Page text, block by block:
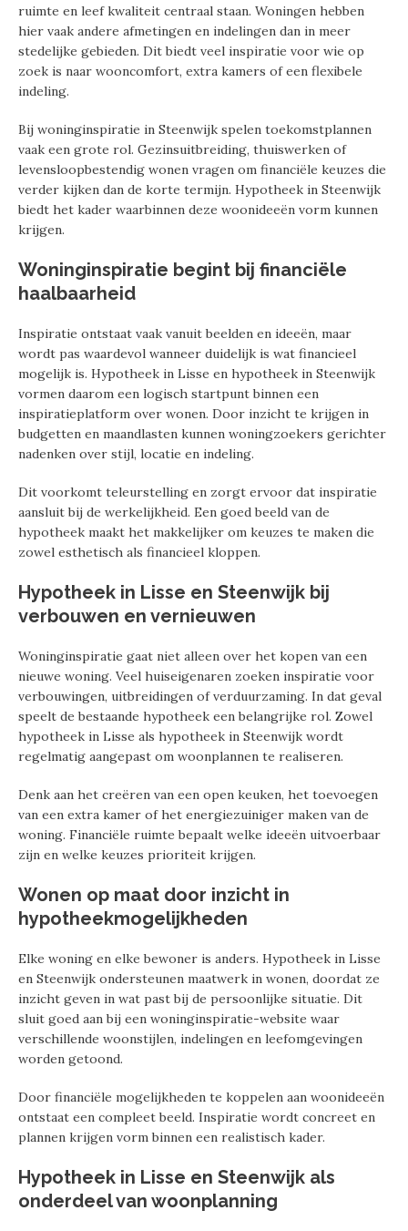
ruimte en leef kwaliteit centraal staan. Woningen hebben
hier vaak andere afmetingen en indelingen dan in meer
stedelijke gebieden. Dit biedt veel inspiratie voor wie op
zoek is naar wooncomfort, extra kamers of een flexibele
indeling.
Bij woninginspiratie in Steenwijk spelen toekomstplannen
vaak een grote rol. Gezinsuitbreiding, thuiswerken of
levensloopbestendig wonen vragen om financiële keuzes die
verder kijken dan de korte termijn. Hypotheek in Steenwijk
biedt het kader waarbinnen deze woonideeën vorm kunnen
krijgen.
Woninginspiratie begint bij financiële
haalbaarheid
Inspiratie ontstaat vaak vanuit beelden en ideeën, maar
wordt pas waardevol wanneer duidelijk is wat financieel
mogelijk is. Hypotheek in Lisse en hypotheek in Steenwijk
vormen daarom een logisch startpunt binnen een
inspiratieplatform over wonen. Door inzicht te krijgen in
budgetten en maandlasten kunnen woningzoekers gerichter
nadenken over stijl, locatie en indeling.
Dit voorkomt teleurstelling en zorgt ervoor dat inspiratie
aansluit bij de werkelijkheid. Een goed beeld van de
hypotheek maakt het makkelijker om keuzes te maken die
zowel esthetisch als financieel kloppen.
Hypotheek in Lisse en Steenwijk bij
verbouwen en vernieuwen
Woninginspiratie gaat niet alleen over het kopen van een
nieuwe woning. Veel huiseigenaren zoeken inspiratie voor
verbouwingen, uitbreidingen of verduurzaming. In dat geval
speelt de bestaande hypotheek een belangrijke rol. Zowel
hypotheek in Lisse als hypotheek in Steenwijk wordt
regelmatig aangepast om woonplannen te realiseren.
Denk aan het creëren van een open keuken, het toevoegen
van een extra kamer of het energiezuiniger maken van de
woning. Financiële ruimte bepaalt welke ideeën uitvoerbaar
zijn en welke keuzes prioriteit krijgen.
Wonen op maat door inzicht in
hypotheekmogelijkheden
Elke woning en elke bewoner is anders. Hypotheek in Lisse
en Steenwijk ondersteunen maatwerk in wonen, doordat ze
inzicht geven in wat past bij de persoonlijke situatie. Dit
sluit goed aan bij een woninginspiratie-website waar
verschillende woonstijlen, indelingen en leefomgevingen
worden getoond.
Door financiële mogelijkheden te koppelen aan woonideeën
ontstaat een compleet beeld. Inspiratie wordt concreet en
plannen krijgen vorm binnen een realistisch kader.
Hypotheek in Lisse en Steenwijk als
onderdeel van woonplanning